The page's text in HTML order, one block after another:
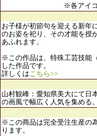
※各アイ
お子様が初節句を迎える新年
のお姿を祀り、その才能を授
あふれます。
※この作品は、特殊工芸技能
した作品です。
詳しくはこちら>>
山村観峰：愛知県美大にて日
の画風で幅広く人気を集める
※この商品は完全受注生産の
ります。